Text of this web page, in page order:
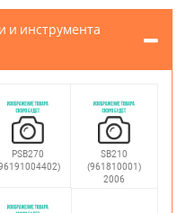
и инструмента
PSB270
SB210
(961810001)
2006